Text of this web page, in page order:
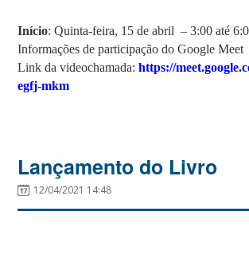
Início: Quinta-feira, 15 de abril – 3:00 até
Informações de participação do Google Meet
Link da videochamada:https://
egfj-mkm
Lançamento do Livro
12/04/2021 14:48